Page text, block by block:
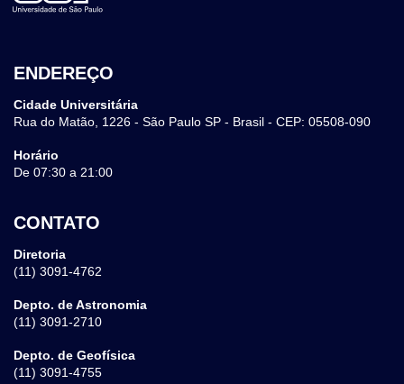
ENDEREÇO
Cidade Universitária
Rua do Matão, 1226 - São Paulo SP - Brasil - CEP: 05508-090
Horário
De 07:30 a 21:00
CONTATO
Diretoria
(11) 3091-4762
Depto. de Astronomia
(11) 3091-2710
Depto. de Geofísica
(11) 3091-4755